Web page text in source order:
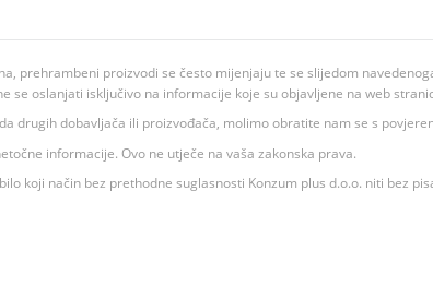
prehrambeni proizvodi se često mijenjaju te se slijedom
oslanjati isključivo na informacije koje su objavljene na web
drugih dobavljača ili proizvođača, molimo obratite nam se s
informacije. Ovo ne utječe na vaša zakonska prava.
koji način bez prethodne suglasnosti Konzum plus d.o.o. niti bez